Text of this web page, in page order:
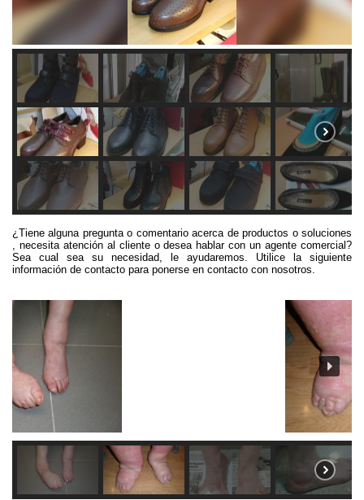
¿Tiene alguna pregunta o comentario acerca de productos o soluciones
, necesita atención al cliente o desea hablar con un agente comercial?
Sea cual sea su necesidad, le ayudaremos. Utilice la siguiente
información de contacto para ponerse en contacto con nosotros.